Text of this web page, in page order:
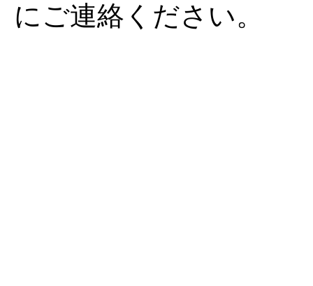
にご連絡ください。